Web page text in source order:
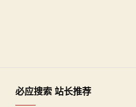
必应搜索 站长推荐